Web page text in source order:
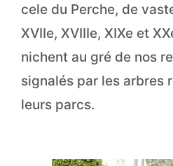
cele du Perche, de
XVIIe, XVIIIe, XIXe et
nichent au gré de nos
signalés par les arbres
leurs parcs.